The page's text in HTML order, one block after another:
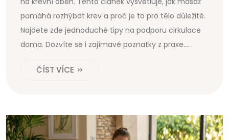
pomáhá rozhýbat krev a proč je to pro tělo důležité.
Najdete zde jednoduché tipy na podporu cirkulace
doma. Dozvíte se i zajímavé poznatky z praxe.
ČÍST VÍCE